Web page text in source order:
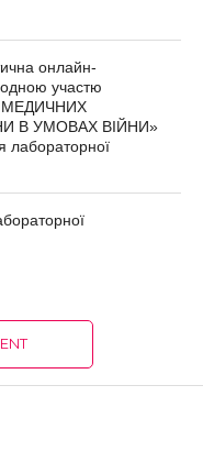
онлайн-
участю
МЕДИЧНИХ
В УМОВАХ ВІЙНИ»
лабораторної